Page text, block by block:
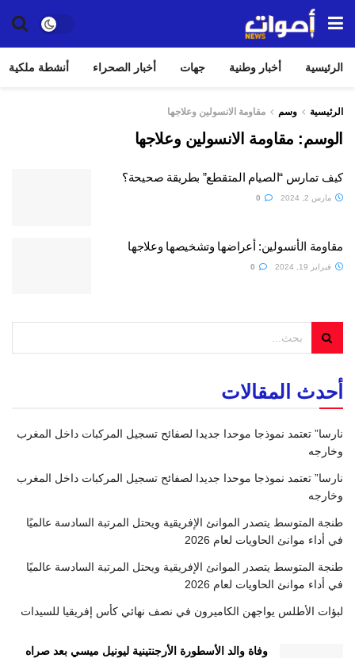
الرئيسية أخبار وطنية جهات أخبار الصحراء أنشطة ملكية
الرئيسية وسم مقاومة الانسولين وعلاجها
الوسم: مقاومة الانسولين وعلاجها
كيف تمارس “الصيام المتقطع” بطريقة صحيحة؟
مارس 2, 2024
مقاومة الأنسولين: أعراضها وتشخيصها وعلاجها
فبراير 19, 2024
أحدث المقالات
نارسا” تعتمد نموذجا موحدا جديدا لصفائح تسجيل المركبات داخل المغرب
وخارجه
نارسا” تعتمد نموذجا موحدا جديدا لصفائح تسجيل المركبات داخل المغرب
وخارجه
طنجة المتوسط يتصدر الموانئ الإفريقية ويحتل المرتبة السادسة عالميًا
في أداء موانئ الحاويات لعام 2026
طنجة المتوسط يتصدر الموانئ الإفريقية ويحتل المرتبة السادسة عالميًا
في أداء موانئ الحاويات لعام 2026
لبؤات الأطلس يواجهن الكاميرون في نصف نهائي كأس إفريقيا للسيدات
وفاة والد الأسطورة الأرجنتينية ليونيل ميسي بعد صراه